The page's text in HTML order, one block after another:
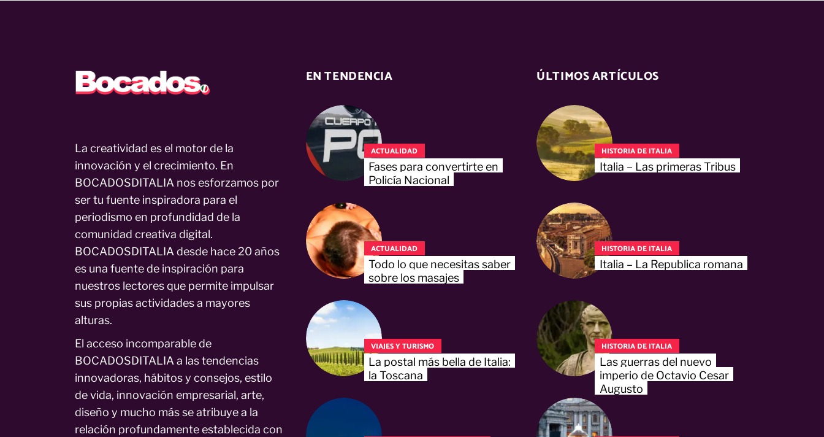
La creatividad es el motor de la
innovación y el crecimiento. En
BOCADOSDITALIA nos esforzamos por
ser tu fuente inspiradora para el
periodismo en profundidad de la
comunidad creativa digital.
BOCADOSDITALIA desde hace 20 años
es una fuente de inspiración para
nuestros lectores que permite impulsar
sus propias actividades a mayores
alturas.
El acceso incomparable de
BOCADOSDITALIA a las tendencias
innovadoras, hábitos y consejos, estilo
de vida, innovación empresarial, arte,
diseño y mucho más se atribuye a la
relación profundamente establecida con
EN TENDENCIA
ACTUALIDAD
Fases para convertirte en
Policía Nacional
ACTUALIDAD
Todo lo que necesitas saber
sobre los masajes
VIAJES Y TURISMO
La postal más bella de Italia:
la Toscana
ÚLTIMOS ARTÍCULOS
HISTORIA DE ITALIA
Italia – Las primeras Tribus
HISTORIA DE ITALIA
Italia – La Republica romana
HISTORIA DE ITALIA
Las guerras del nuevo
imperio de Octavio Cesar
Augusto